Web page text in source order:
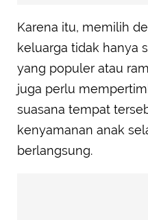
Karena itu, memilih
keluarga tidak hanya
yang populer atau
juga perlu
suasana tempat
kenyamanan anak
berlangsung.